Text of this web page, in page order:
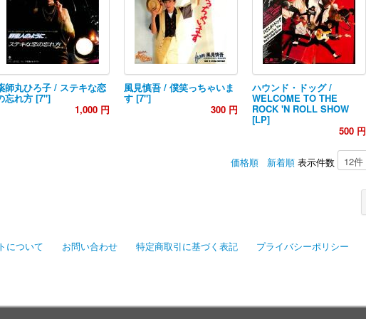
師丸ひろ子 / ステキな恋
忘れ方 [7"]
1,000 円
風見慎吾 / 僕笑っちゃいま
す [7"]
300 円
ハウンド・ドッグ /
WELCOME TO THE
ROCK 'N ROLL SHOW
[LP]
500 円
価格順 新着順 表示件数
について お問い合わせ 特定商取引に基づく表記 プライバシーポリシー